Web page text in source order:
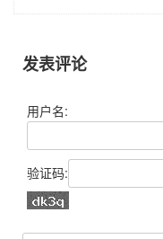
发表评论
用户名:
验证码: